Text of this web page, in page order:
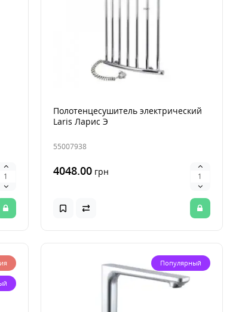
Полотенцесушитель электрический
Laris Ларис Э
55007938
4048.00грн
Популярный